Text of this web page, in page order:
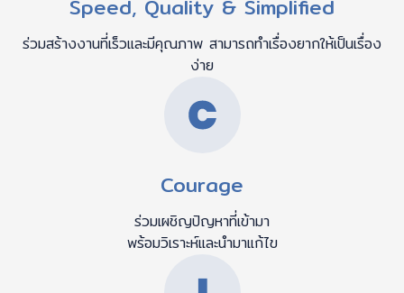
Speed, Quality & Simplified
ร่วมสร้างงานที่เร็วและมีคุณภาพ สามารถทำเรื่องยากให้เป็นเรื่อง
ง่าย
Courage
ร่วมเผชิญปัญหาที่เข้ามา
พร้อมวิเราะห์และนำมาแก้ไข